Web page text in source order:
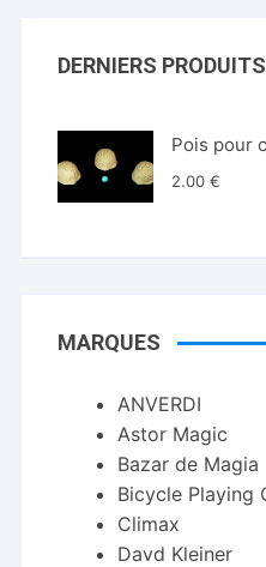
DERNIERS
Pois pour
2.00€
MARQUES
ANVERDI
Astor Magic
Bazar de Magia
Bicycle Playing
Climax
Davd Kleiner